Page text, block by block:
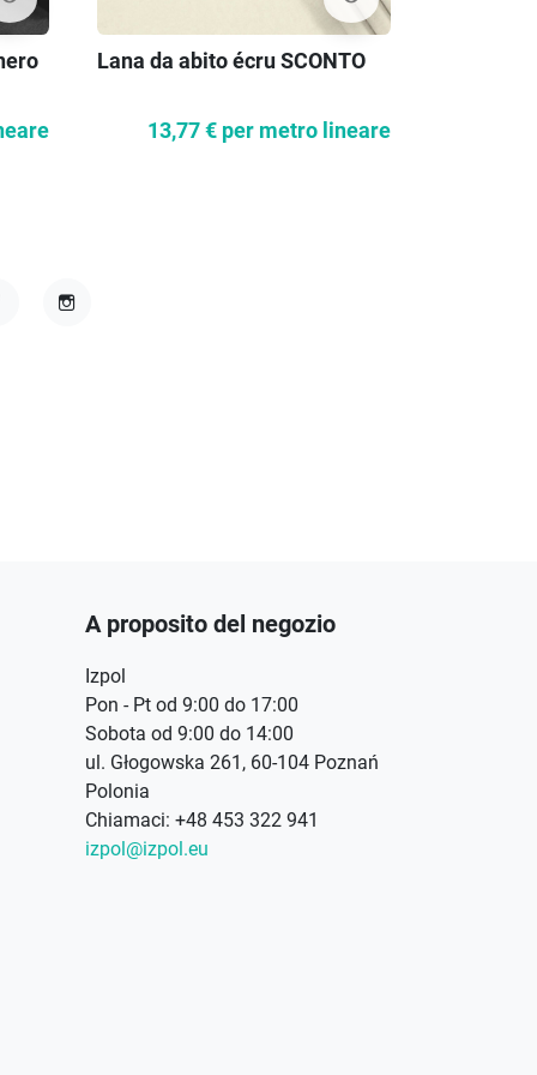
Lana da abito écru SCONTO
13,77 € per metro lineare
A proposito del negozio
Izpol
Pon - Pt od 9:00 do 17:00
Sobota od 9:00 do 14:00
ul. Głogowska 261, 60-104 Poznań
Polonia
Chiamaci: +48 453 322 941
izpol@izpol.eu